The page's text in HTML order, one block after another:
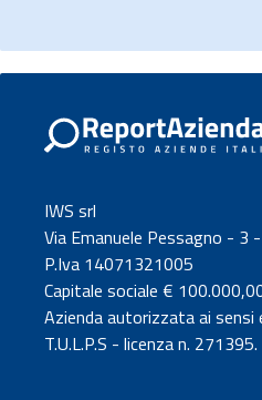
IWS srl
Via Emanuele Pessagno - 3
P.Iva 14071321005
Capitale sociale €
Azienda autorizzata ai sensi
T.U.L.P.S - licenza n. 271395.